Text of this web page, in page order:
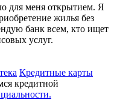
для меня открытием. Я
жилья без
банк всем, кто ищет
услуг.
Кредитные карты
кредитной